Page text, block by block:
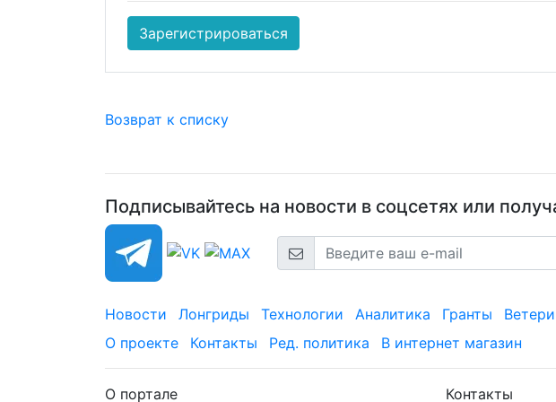
Зарегистрироваться
Возврат к списку
Подписывайтесь на новости в соцсетях или
Новости Лонгриды Технологии Аналитика Гранты
О проекте
Контакты Ред. политика В интернет магазин
О портале Контакты